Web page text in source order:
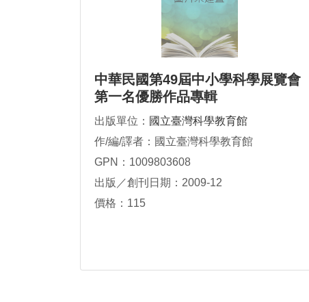
中華民國第49屆中小學科學展覽會
第一名優勝作品專輯
出版單位： 國立臺灣科學教育館
作/編/譯者：國立臺灣科學教育館
GPN：1009803608
出版／創刊日期：2009-12
價格：115